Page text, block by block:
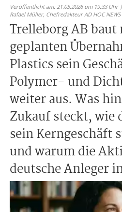
Veröffentlicht am: 21.05.2026 um 19:33
Rafael Müller, Chefredakteur AD HOC NEWS
Trelleborg AB
geplanten
Plastics sein
Polymer- und
weiter aus. Was
Zukauf steckt, wie
sein
und warum die
deutsche Anleger